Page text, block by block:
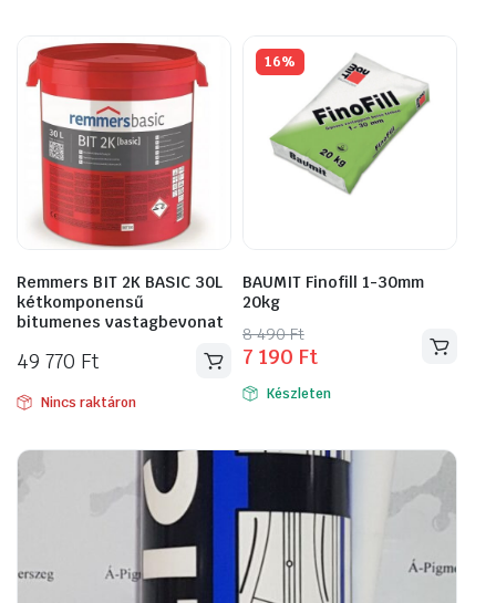
Remmers BIT 2K BASIC 30L
kétkomponensű
bitumenes vastagbevonat
49 770 Ft
Nincs raktáron
16%
BAUMIT Finofill 1-30mm
20kg
8 490Ft
Original
price
was:
7 190 Ft
Current
price
is: Készleten